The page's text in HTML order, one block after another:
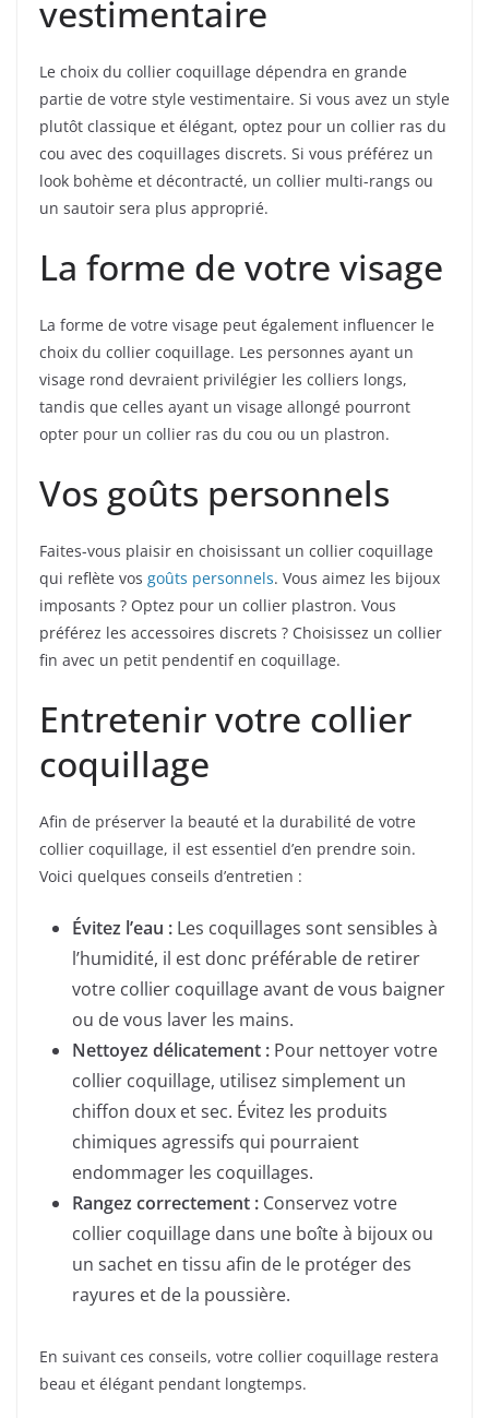
vestimentaire
Le choix du collier coquillage dépendra en grande
partie de votre style vestimentaire. Si vous avez un style
plutôt classique et élégant, optez pour un collier ras du
cou avec des coquillages discrets. Si vous préférez un
look bohème et décontracté, un collier multi-rangs ou
un sautoir sera plus approprié.
La forme de votre visage
La forme de votre visage peut également influencer le
choix du collier coquillage. Les personnes ayant un
visage rond devraient privilégier les colliers longs,
tandis que celles ayant un visage allongé pourront
opter pour un collier ras du cou ou un plastron.
Vos goûts personnels
Faites-vous plaisir en choisissant un collier coquillage
qui reflète vos goûts personnels. Vous aimez les bijoux
imposants ? Optez pour un collier plastron. Vous
préférez les accessoires discrets ? Choisissez un collier
fin avec un petit pendentif en coquillage.
Entretenir votre collier
coquillage
Afin de préserver la beauté et la durabilité de votre
collier coquillage, il est essentiel d’en prendre soin.
Voici quelques conseils d’entretien :
Évitez l’eau : Les coquillages sont sensibles à
l’humidité, il est donc préférable de retirer
votre collier coquillage avant de vous baigner
ou de vous laver les mains.
Nettoyez délicatement : Pour nettoyer votre
collier coquillage, utilisez simplement un
chiffon doux et sec. Évitez les produits
chimiques agressifs qui pourraient
endommager les coquillages.
Rangez correctement : Conservez votre
collier coquillage dans une boîte à bijoux ou
un sachet en tissu afin de le protéger des
rayures et de la poussière.
En suivant ces conseils, votre collier coquillage restera
beau et élégant pendant longtemps.